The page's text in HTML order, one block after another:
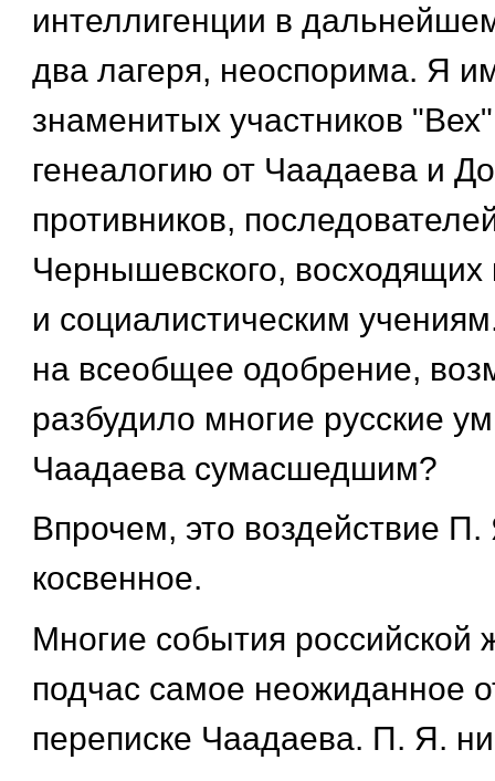
интеллигенции в
два лагеря, неоспорима. Я
знаменитых участников
генеалогию от Чаадаева и
противников,
Чернышевского, восходящих
и социалистическим
на всеобщее одобрение,
разбудило многие русские
Чаадаева сумасшедшим?
Впрочем, это воздействие
косвенное.
Многие события российской
подчас самое неожиданное
переписке Чаадаева. П. Я.